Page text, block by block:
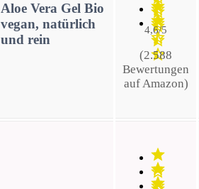
Aloe Vera Gel Bio
vegan, natürlich
und rein
4,6/5
(2.588
Bewertungen
auf Amazon)